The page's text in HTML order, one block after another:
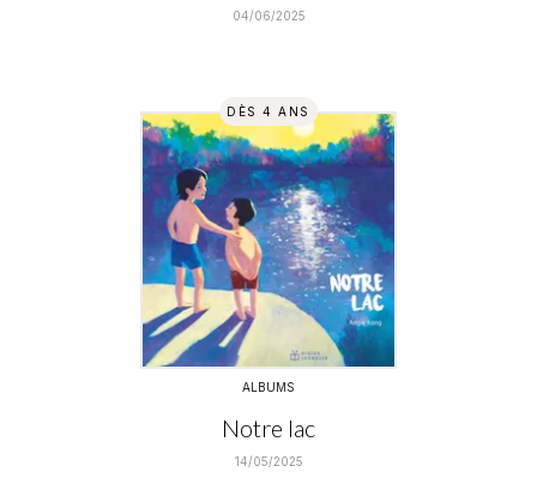
04/06/2025
DÈS 4 ANS
ALBUMS
Notre lac
14/05/2025